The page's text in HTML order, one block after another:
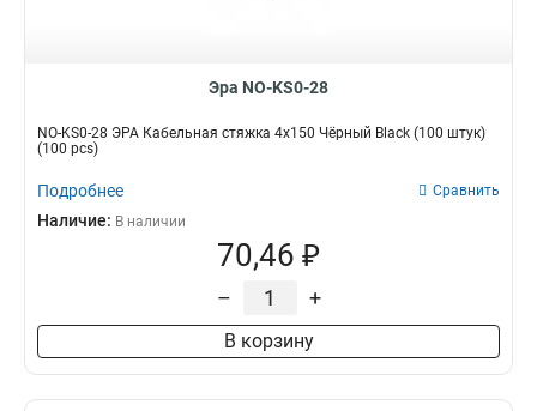
Эра NO-KS0-28
NO-KS0-28 ЭРА Кабельная стяжка 4х150 Чёрный Black (100 штук)
(100 pcs)
Подробнее Сравнить
Наличие: В наличии
70,46 ₽
– +
В корзину